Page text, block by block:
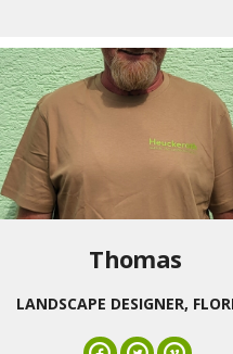
Thomas
LANDSCAPE DESIGNER,